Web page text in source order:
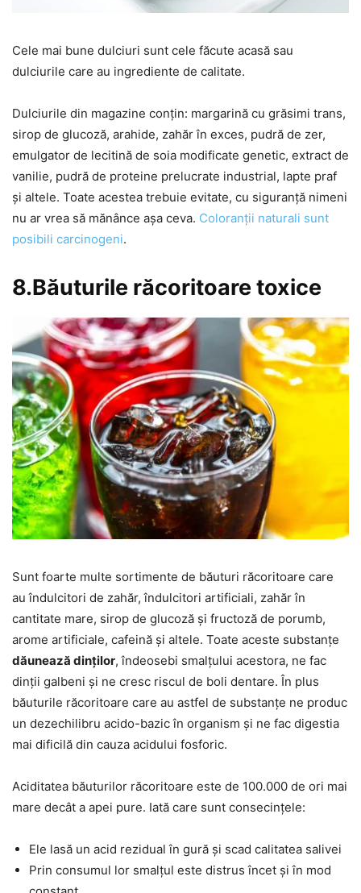
Cele mai bune dulciuri sunt cele făcute acasă sau
dulciurile care au ingrediente de calitate.
Dulciurile din magazine conțin: margarină cu grăsimi trans,
sirop de glucoză, arahide, zahăr în exces, pudră de zer,
emulgator de lecitină de soia modificate genetic, extract de
vanilie, pudră de proteine prelucrate industrial, lapte praf
și altele. Toate acestea trebuie evitate, cu siguranță nimeni
nu ar vrea să mănânce așa ceva. Coloranții naturali sunt
posibili carcinogeni.
8.Băuturile răcoritoare toxice
Sunt foarte multe sortimente de băuturi răcoritoare care
au îndulcitori de zahăr, îndulcitori artificiali, zahăr în
cantitate mare, sirop de glucoză și fructoză de porumb,
arome artificiale, cafeină și altele. Toate aceste substanțe
dăunează dinților, îndeosebi smalțului acestora, ne fac
dinții galbeni și ne cresc riscul de boli dentare. În plus
băuturile răcoritoare care au astfel de substanțe ne produc
un dezechilibru acido-bazic în organism și ne fac digestia
mai dificilă din cauza acidului fosforic.
Aciditatea băuturilor răcoritoare este de 100.000 de ori mai
mare decât a apei pure. Iată care sunt consecințele:
Ele lasă un acid rezidual în gură și scad calitatea salivei
Prin consumul lor smalțul este distrus încet și în mod